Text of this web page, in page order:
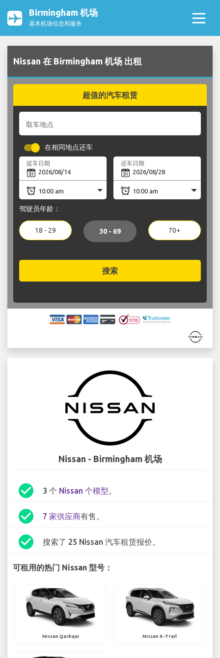
Birmingham 机场
基本机场信息和服务
Nissan 在 Birmingham 机场 出租
超值的汽车租赁
取车地点
在相同地点还车
提车日期 还车日期
驾驶员年龄：
18 - 29 30 - 69 70+
搜索
Nissan - Birmingham 机场
check_circle 3 个 Nissan 个模型。
check_circle 7 家供应商有售。
check_circle 搜索了 25 Nissan 汽车租赁报价。
可租用的热门 Nissan 型号：
Nissan Qashqai Nissan X-Trail